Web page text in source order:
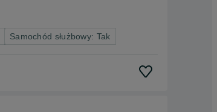
Samochód służbowy: Tak